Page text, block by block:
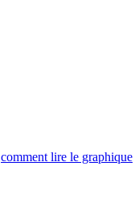
comment lire le graphique